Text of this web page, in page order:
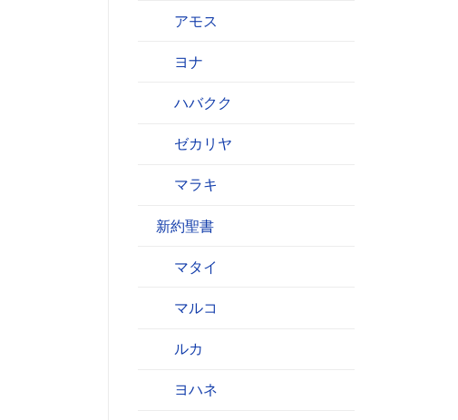
アモス
ヨナ
ハバクク
ゼカリヤ
マラキ
新約聖書
マタイ
マルコ
ルカ
ヨハネ